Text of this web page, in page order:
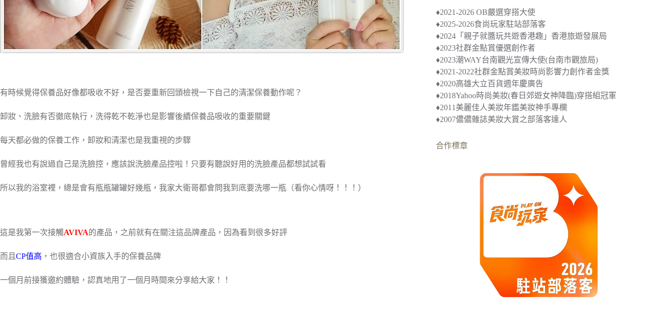
有時候覺得保養品好像都吸收不好，是否要重新回頭檢視一下自己的清潔保養動作呢？
卸妝、洗臉有否徹底執行，洗得乾不乾淨也是影響後續保養品吸收的重要關鍵
每天都必做的保養工作，卸妝和清潔也是我重視的步驟
曾經我也有說過自己是洗臉控，應該說洗臉產品控啦！只要有聽說好用的洗臉產品都想試試看
所以我的浴室裡，總是會有瓶瓶罐罐好幾瓶，我家大衛哥都會問我到底要洗哪一瓶（看你心情呀！！！）
這是我第一次接觸AVIVA的產品，之前就有在關注這品牌產品，因為看到很多好評
而且 CP值高 ，也很適合小資族入手的保養品牌
一個月前接獲邀約體驗，認真地用了一個月時間來分享給大家！！
♦︎2021-2026 OB嚴選穿搭大使
♦︎2025-2026食尚玩家駐站部落客
♦︎2024 「親子就醬玩共遊香港趣」 香港旅遊發展局
♦︎2023社群金點賞優選創作者
♦︎2023潮WAY台南觀光宣傳大使(台南市觀旅局)
♦︎2021-2022社群金點賞美妝時尚影響力創作者金獎
♦︎2020高雄大立百貨週年慶廣告
♦︎2018Yahoo時尚美妝(春日郊遊女神降臨)穿搭組冠軍
♦︎2011美麗佳人美妝年鑑美妝神手專欄
♦︎2007儂儂雜誌美妝大賞之部落客達人
合作標章